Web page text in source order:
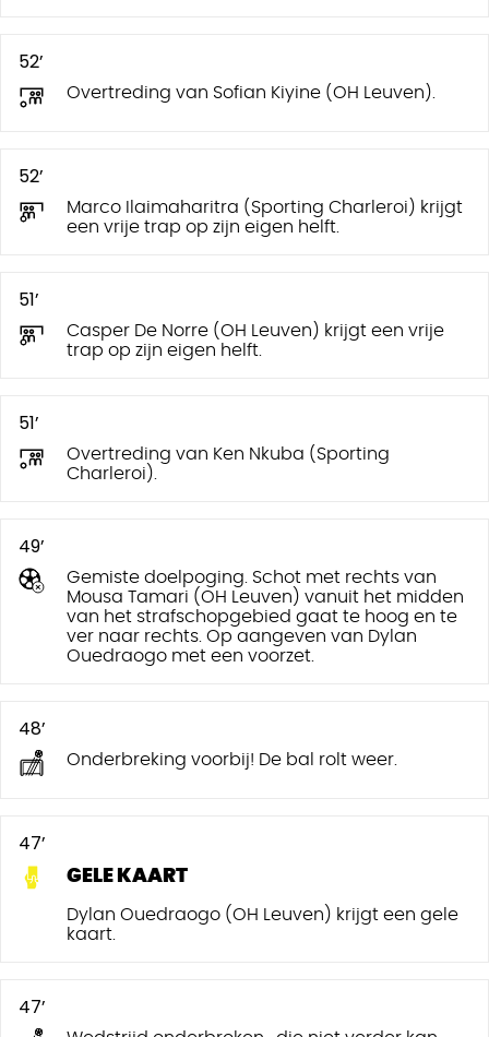
52’
Overtreding van Sofian Kiyine (OH Leuven).
52’
Marco Ilaimaharitra (Sporting Charleroi) krijgt
een vrije trap op zijn eigen helft.
51’
Casper De Norre (OH Leuven) krijgt een vrije
trap op zijn eigen helft.
51’
Overtreding van Ken Nkuba (Sporting
Charleroi).
49’
Gemiste doelpoging. Schot met rechts van
Mousa Tamari (OH Leuven) vanuit het midden
van het strafschopgebied gaat te hoog en te
ver naar rechts. Op aangeven van Dylan
Ouedraogo met een voorzet.
48’
Onderbreking voorbij! De bal rolt weer.
47’
GELE KAART
Dylan Ouedraogo (OH Leuven) krijgt een gele
kaart.
47’